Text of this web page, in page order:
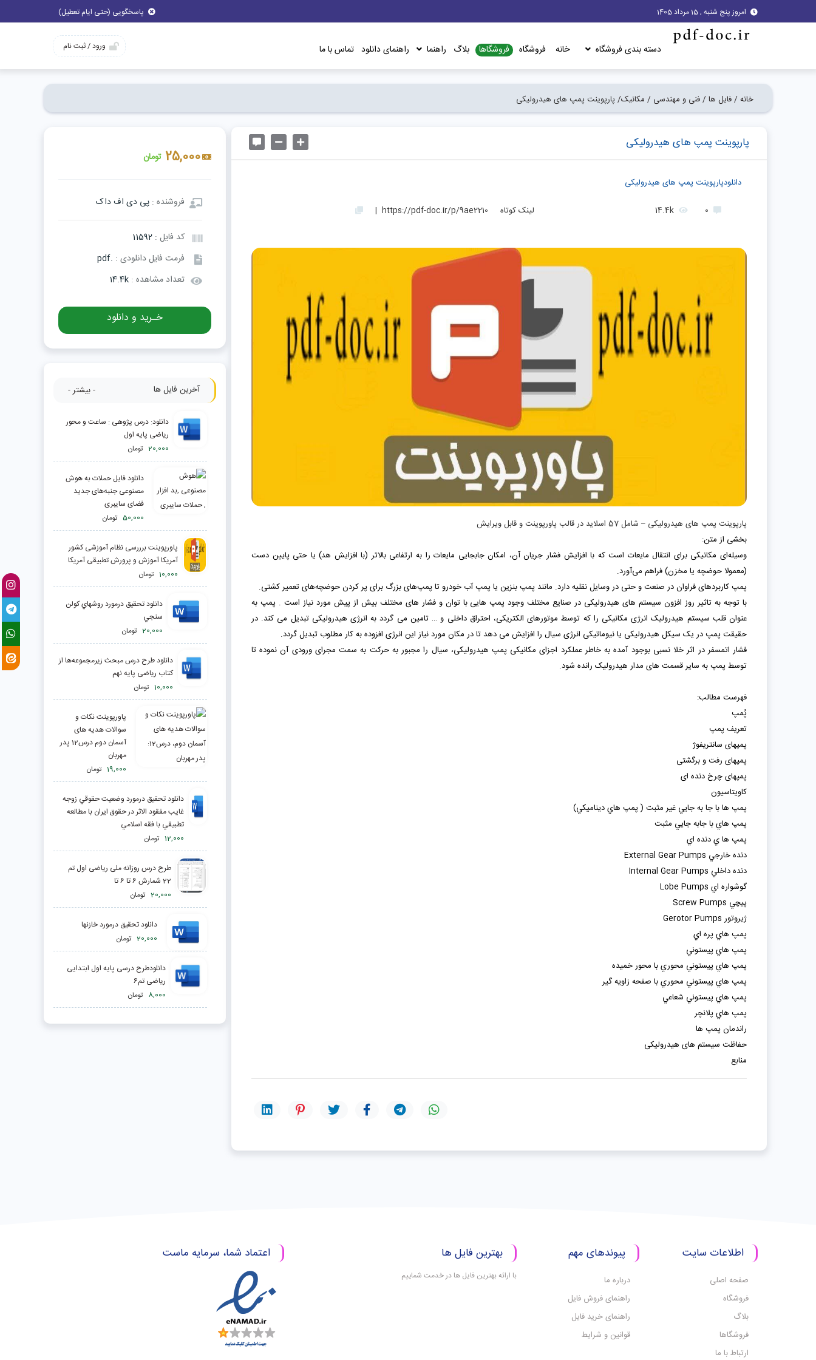
امروز پنج شنبه , 15 مرداد 1405 پاسخگویی (حتی ایام تعطیل)
دسته بندی فروشگاه خانه فروشگاه فروشگاها بلاگ راهنما راهنمای دانلود تماس با ما ورود / ثبت نام
خانه /فایل ها /فنی و مهندسی / مکانیک/ پارپوینت پمپ های هیدرولیکی
25,000 تومان
فروشنده : پی دی اف داک
کد فایل : 11592
فرمت فایل دانلودی : .pdf
تعداد مشاهده : 14.4k
خـرید و دانلود
آخرین فایل ها - بیشتر -
دانلود: درس پژوهی : ساعت و محور
ریاضی پایه اول
20,000 تومان
دانلود فایل حملات به هوش
مصنوعی جنبه‌های جدید
فضای سایبری
50,000 تومان
پاورپوینت برررسی نظام آموزشی کشور
آمریکا آموزش و پرورش تطبیقی آمریکا
10,000 تومان
دانلود تحقیق درمورد روشهاي کولن
سنجي
20,000 تومان
دانلود طرح درس مبحث زیرمجموعه‌ها از
کتاب ریاضی پایه نهم
10,000 تومان
پاورپوینت نکات و
سوالات هدیه های
آسمان دوم درس12 پدر
مهربان
19,000 تومان
دانلود تحقیق درمورد وضعيت حقوقي زوجه
غايب مفقود الاثر در حقوق ايران با مطالعه
تطبيقي با فقه اسلامي
12,000 تومان
طرح درس روزانه ملی ریاضی اول تم
22 شمارش 6 تا 6 تا
20,000 تومان
دانلود تحقیق درمورد خازنها
20,000 تومان
دانلودطرح درسی پایه اول ابتدایی
ریاضی تم6
8,000 تومان
پارپوینت پمپ های هیدرولیکی
دانلودپارپوینت پمپ های هیدرولیکی
0
14.4k لینک کوتاه |
پارپوینت پمپ های هیدرولیکی – شامل 57 اسلاید در قالب پاورپوینت و قابل ویرایش
بخشی از متن:
وسیله‌ای مکانیکی برای انتقال مایعات است که با افزایش فشار جریان آن، امکان جابجایی مایعات را به ارتفاعی بالاتر (با افزایش هد) یا حتی پایین دست
(معمولا حوضچه یا مخزن) فراهم می‌آورد.
پمپ کاربردهای فراوان در صنعت و حتی در وسایل نقلیه دارد. مانند پمپ بنزین یا پمپ آب خودرو تا پمپ‌های بزرگ برای پر کردن حوضچه‌های تعمیر کشتی.
با توجه به تاثیر روز افزون سیستم های هیدرولیکی در صنایع مختلف وجود پمپ هایی با توان و فشار های مختلف بیش از پیش مورد نیاز است . پمپ به
عنوان قلب سیستم هیدرولیک انرژی مکانیکی را که توسط موتورهای الکتریکی، احتراق داخلی و … تامین می گردد به انرژی هیدرولیکی تبدیل می کند. در
حقیقت پمپ در یک سیکل هیدرولیکی یا نیوماتیکی انرژی سیال را افزایش می دهد تا در مکان مورد نیاز این انرژی افزوده به کار مطلوب تبدیل گردد.
فشار اتمسفر در اثر خلا نسبی بوجود آمده به خاطر عملکرد اجزای مکانیکی پمپ هیدرولیکی، سیال را مجبور به حرکت به سمت مجرای ورودی آن نموده تا
توسط پمپ به سایر قسمت های مدار هیدرولیک رانده شود.
فهرست مطالب:
پُمپ
تعریف پمپ
پمپهای سانتریفوﮊ
پمپهای رفت و برگشتی
پمپهای چرخ دنده ای
کاویتاسیون
پمپ ها با جا به جايي غير مثبت ( پمپ هاي ديناميکي)
پمپ هاي با جابه جايي مثبت
پمپ ها ي دنده اي
دنده خارجي External Gear Pumps
دنده داخلي Internal Gear Pumps
گوشواره اي Lobe Pumps
پيچي Screw Pumps
ژيروتور Gerotor Pumps
پمپ هاي پره اي
پمپ هاي پيستوني
پمپ هاي پيستوني محوري با محور خميده
پمپ هاي پيستوني محوري با صفحه زاويه گير
پمپ هاي پيستوني شعاعي
پمپ هاي پلانچر
راندمان پمپ ها
حفاظت سیستم های هیدرولیکی
منابع
اطلاعات سایت
صفحه اصلی
فروشگاه
بلاگ
فروشگاها
ارتباط با ما
پیوندهای مهم
درباره ما
راهنمای فروش فایل
راهنمای خرید فایل
قوانین و شرایط
بهترین فایل ها
با ارائه بهترین فایل ها در خدمت شماییم
اعتماد شما، سرمایه ماست